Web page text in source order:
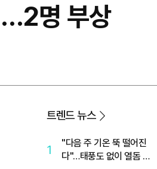
…2명 부상
트렌드 뉴스
1
"다음 주 기온 뚝 떨어진
다"…태풍도 없이 열돔 박